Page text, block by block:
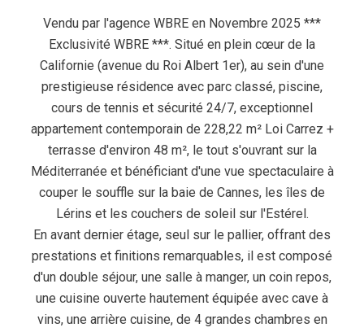
Vendu par l'agence WBRE en Novembre 2025 ***
Exclusivité WBRE ***. Situé en plein cœur de la
Californie (avenue du Roi Albert 1er), au sein d'une
prestigieuse résidence avec parc classé, piscine,
cours de tennis et sécurité 24/7, exceptionnel
appartement contemporain de 228,22 m² Loi Carrez +
terrasse d'environ 48 m², le tout s'ouvrant sur la
Méditerranée et bénéficiant d'une vue spectaculaire à
couper le souffle sur la baie de Cannes, les îles de
Lérins et les couchers de soleil sur l'Estérel.
En avant dernier étage, seul sur le pallier, offrant des
prestations et finitions remarquables, il est composé
d'un double séjour, une salle à manger, un coin repos,
une cuisine ouverte hautement équipée avec cave à
vins, une arrière cuisine, de 4 grandes chambres en